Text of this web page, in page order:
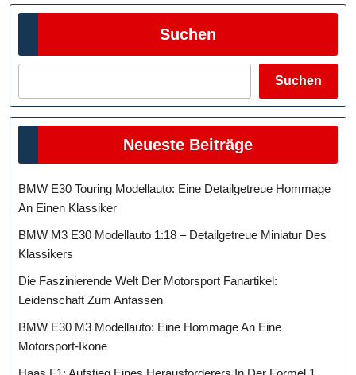
Suchen
Suchen
Neueste Beiträge
BMW E30 Touring Modellauto: Eine Detailgetreue Hommage
An Einen Klassiker
BMW M3 E30 Modellauto 1:18 – Detailgetreue Miniatur Des
Klassikers
Die Faszinierende Welt Der Motorsport Fanartikel:
Leidenschaft Zum Anfassen
BMW E30 M3 Modellauto: Eine Hommage An Eine
Motorsport-Ikone